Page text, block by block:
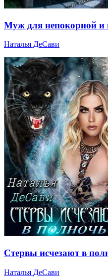
Муж для непокорной и
Наталья ДеСави
Стервы исчезают в
Наталья ДеСави